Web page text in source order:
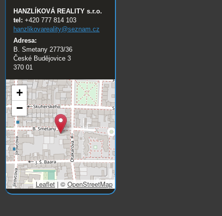
HANZLÍKOVÁ REALITY s.r.o.
tel: +420 777 814 103
hanzlikovareality@seznam.cz
Adresa:
B. Smetany 2773/36
České Budějovice 3
370 01
+
−
Leaflet | © OpenStreetMap